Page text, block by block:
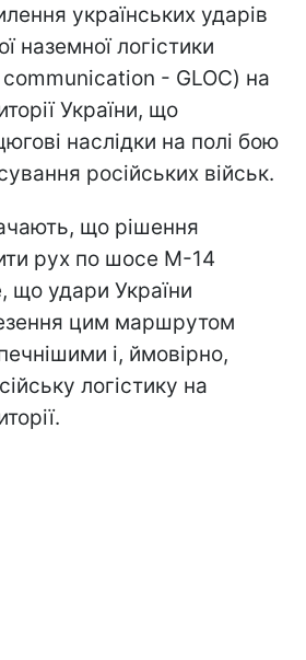
українських ударів
наземної логістики
- GLOC) на
України, що
наслідки на полі бою
російських військ.
що рішення
рух по шосе М-14
що удари України
цим маршрутом
і, ймовірно,
логістику на